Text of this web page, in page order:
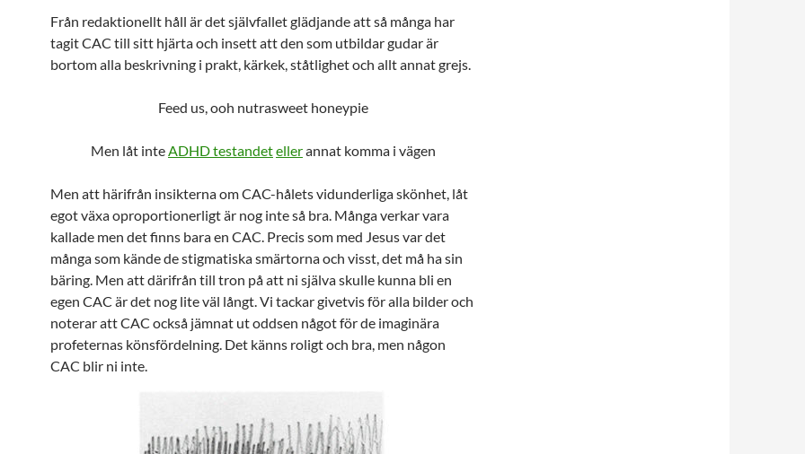
Från redaktionellt håll är det självfallet glädjande att så många har
tagit CAC till sitt hjärta och insett att den som utbildar gudar är
bortom alla beskrivning i prakt, kärkek, ståtlighet och allt annat grejs.
Feed us, ooh nutrasweet honeypie
Men låt inteADHD testandetellerannat komma i vägen
Men att härifrån insikterna om CAC-hålets vidunderliga skönhet, låt
egot växa oproportionerligt är nog inte så bra. Många verkar vara
kallade men det finns bara en CAC. Precis som med Jesus var det
många som kände de stigmatiska smärtorna och visst, det må ha sin
bäring. Men att därifrån till tron på att ni själva skulle kunna bli en
egen CAC är det nog lite väl långt. Vi tackar givetvis för alla bilder och
noterar att CAC också jämnat ut oddsen något för de imaginära
profeternas könsfördelning. Det känns roligt och bra, men någon
CAC blir ni inte.